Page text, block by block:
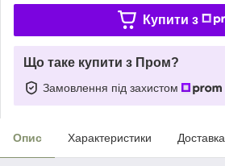
Купити з
Що таке купити з Пром?
Замовлення під захистом
Опис Характеристики Доставка